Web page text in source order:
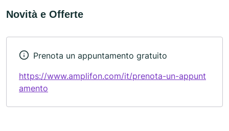
Novità e Offerte
Prenota un appuntamento gratuito
https://www.amplifon.com/it/prenota-un-appunt
amento